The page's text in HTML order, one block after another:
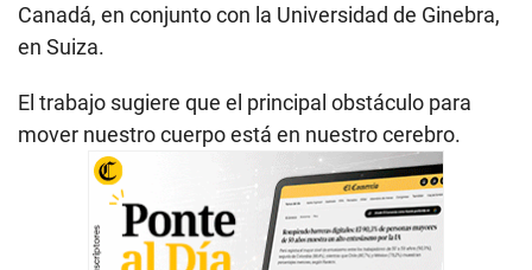
Canadá, en conjunto con la Universidad de Ginebra,
en Suiza.
El trabajo sugiere que el principal obstáculo para
mover nuestro cuerpo está en nuestro cerebro.